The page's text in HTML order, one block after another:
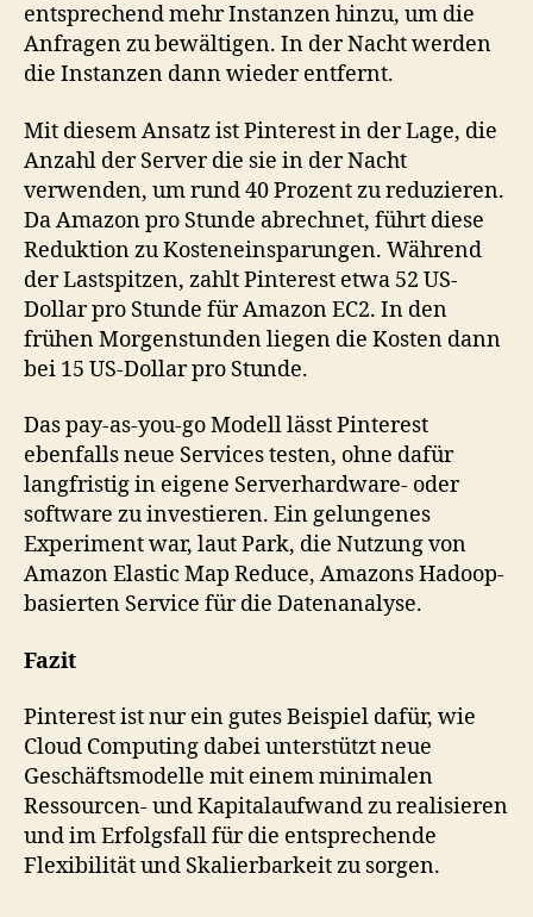
entsprechend mehr Instanzen hinzu, um die
Anfragen zu bewältigen. In der Nacht werden
die Instanzen dann wieder entfernt.
Mit diesem Ansatz ist Pinterest in der Lage, die
Anzahl der Server die sie in der Nacht
verwenden, um rund 40 Prozent zu reduzieren.
Da Amazon pro Stunde abrechnet, führt diese
Reduktion zu Kosteneinsparungen. Während
der Lastspitzen, zahlt Pinterest etwa 52 US-
Dollar pro Stunde für Amazon EC2. In den
frühen Morgenstunden liegen die Kosten dann
bei 15 US-Dollar pro Stunde.
Das pay-as-you-go Modell lässt Pinterest
ebenfalls neue Services testen, ohne dafür
langfristig in eigene Serverhardware- oder
software zu investieren. Ein gelungenes
Experiment war, laut Park, die Nutzung von
Amazon Elastic Map Reduce, Amazons Hadoop-
basierten Service für die Datenanalyse.
Fazit
Pinterest ist nur ein gutes Beispiel dafür, wie
Cloud Computing dabei unterstützt neue
Geschäftsmodelle mit einem minimalen
Ressourcen- und Kapitalaufwand zu realisieren
und im Erfolgsfall für die entsprechende
Flexibilität und Skalierbarkeit zu sorgen.